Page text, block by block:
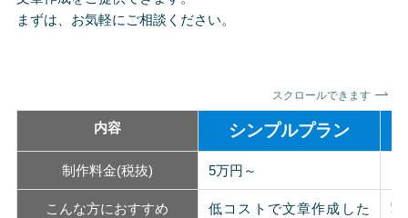
まずは、お気軽にご相談ください。
スクロールできます
内容 シンプルプラン
制作料金(税抜) 5万円～
こんな方におすすめ
低コストで文章作成した